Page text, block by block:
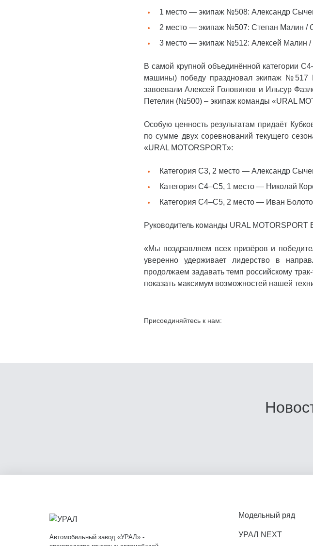
1 место — экипаж №508: Александр
2 место — экипаж №507: Степан Малин /
3 место — экипаж №512: Алексей Малин
В самой крупной объединённой категории
машины) победу праздновал экипаж №517
завоевали Алексей Головинов и Ильсур
Петелин (№500) – экипаж команды «URAL
Особую ценность результатам придаёт
по сумме двух соревнований текущего
«URAL MOTORSPORT»:
Категория С3, 2 место — Александр
Категория С4–С5, 1 место — Николай
Категория С4–С5, 2 место — Иван
Руководитель команды URAL MOTORSPORT
«Мы поздравляем всех призёров и
уверенно удерживает лидерство в
продолжаем задавать темп российскому
показать максимум возможностей нашей
Присоединяйтесь к нам:
Модельный ряд
УРАЛ NEXT
Автомобильный завод «УРАЛ» -